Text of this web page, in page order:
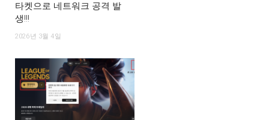
타켓으로 네트워크 공격 발
생!!!
2026년 3월 4일